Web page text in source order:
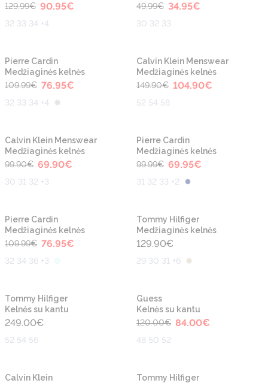
129.99€ 90.95€
32 33 34 +4
49.99€ 34.95€
30 32 33
-30%
Pierre Cardin
Medžiaginės kelnės
109.99€ 76.95€
32 33 34 +4
-30%
Calvin Klein Menswear
Medžiaginės kelnės
149.90€ 104.90€
52 54 58
-30%
Calvin Klein Menswear
Medžiaginės kelnės
99.90€ 69.90€
30 31 32 +3
-30%
Pierre Cardin
Medžiaginės kelnės
99.99€ 69.95€
31 32 33 +2
-30%
Pierre Cardin
Medžiaginės kelnės
109.99€ 76.95€
32 34 36 +3
Tommy Hilfiger
Medžiaginės kelnės
129.90€
29 30 31 +6
Tommy Hilfiger
Kelnės su kantu
249.00€
52 54 56
Guess
Kelnės su kantu
120.00€ 84.00€
48 50 52
Calvin Klein
Tommy Hilfiger